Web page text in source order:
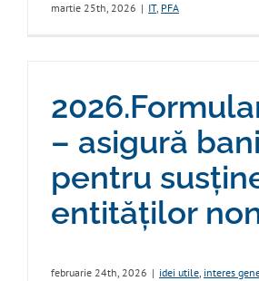
martie 25th, 2026 | IT, PFA
– asigură bani
pentru
entităților
februarie 24th, 2026 | idei utile, interes